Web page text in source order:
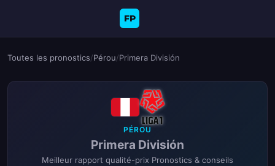
FP
Toutes les pronostics/Pérou/Primera División
PÉROU
Primera División
Meilleur rapport qualité-prix Pronostics & conseils